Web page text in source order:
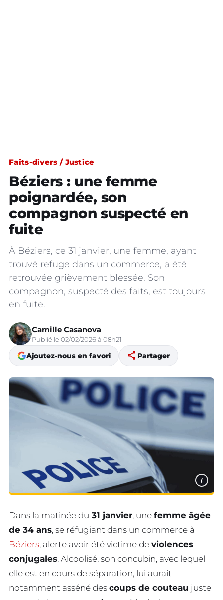
Faits-divers / Justice
Béziers : une femme
poignardée, son
compagnon suspecté en
fuite
À Béziers, ce 31 janvier, une femme, ayant
trouvé refuge dans un commerce, a été
retrouvée grièvement blessée. Son
compagnon, suspecté des faits, est toujours
en fuite.
Camille Casanova
Publié le 02/02/2026 à 08h21
Ajoutez-nous en favori share Partager
i
Dans la matinée du 31 janvier, une femme âgée
de 34 ans, se réfugiant dans un commerce à
Béziers, alerte avoir été victime de violences
conjugales. Alcoolisé, son concubin, avec lequel
elle est en cours de séparation, lui aurait
notamment asséné des coups de couteau juste